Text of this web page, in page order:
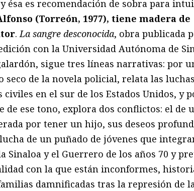
ésa es recomendación de sobra para
(Torreón, 1977), tiene madera de
.La sangre desconocida, obra publicada
con la Universidad Autónoma de
sigue tres líneas narrativas: por
seco de la novela policial, relata las
civiles en el sur de los Estados Unidos, y
de ese tono, explora dos conflictos: el de
por tener un hijo, sus deseos
de un puñado de jóvenes que
Sinaloa y el Guerrero de los años 70 y
con la que están inconformes,
damnificadas tras la represión de